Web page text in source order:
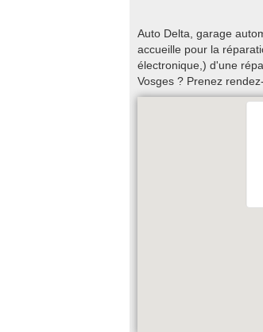
Auto Delta, garage
accueille pour la
électronique,) d'une
Vosges ? Prenez